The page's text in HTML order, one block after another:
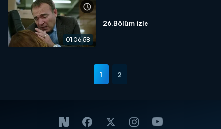
01:06:58
26.Bölüm izle
1 2